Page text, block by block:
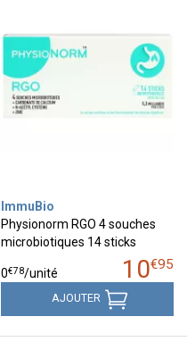
ImmuBio
Physionorm RGO 4 souches
microbiotiques 14 sticks
10€95
0€78/unité
AJOUTER